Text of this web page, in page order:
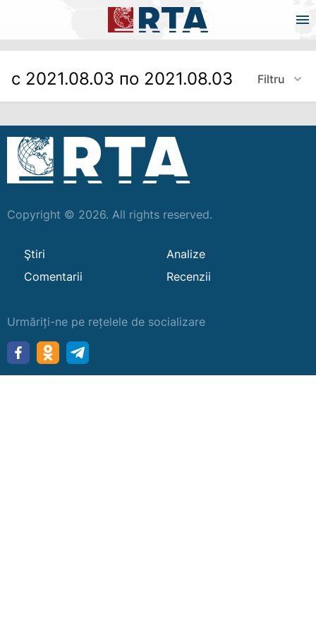
с 2021.08.03 по 2021.08.03 Filtru
Copyright © 2026. All rights reserved.
Ştiri
Analize
Comentarii
Recenzii
Urmăriți-ne pe rețelele de socializare